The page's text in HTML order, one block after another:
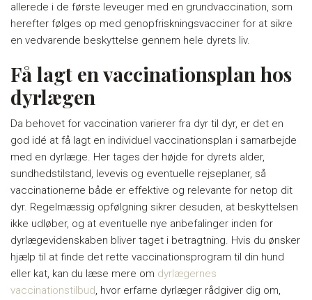
allerede i de første leveuger med en grundvaccination, som
herefter følges op med genopfriskningsvacciner for at sikre
en vedvarende beskyttelse gennem hele dyrets liv.
Få lagt en vaccinationsplan hos
dyrlægen
Da behovet for vaccination varierer fra dyr til dyr, er det en
god idé at få lagt en individuel vaccinationsplan i samarbejde
med en dyrlæge. Her tages der højde for dyrets alder,
sundhedstilstand, levevis og eventuelle rejseplaner, så
vaccinationerne både er effektive og relevante for netop dit
dyr. Regelmæssig opfølgning sikrer desuden, at beskyttelsen
ikke udløber, og at eventuelle nye anbefalinger inden for
dyrlægevidenskaben bliver taget i betragtning. Hvis du ønsker
hjælp til at finde det rette vaccinationsprogram til din hund
eller kat, kan du læse mere om dyrlægernes
vaccinationstilbud, hvor erfarne dyrlæger rådgiver dig om,